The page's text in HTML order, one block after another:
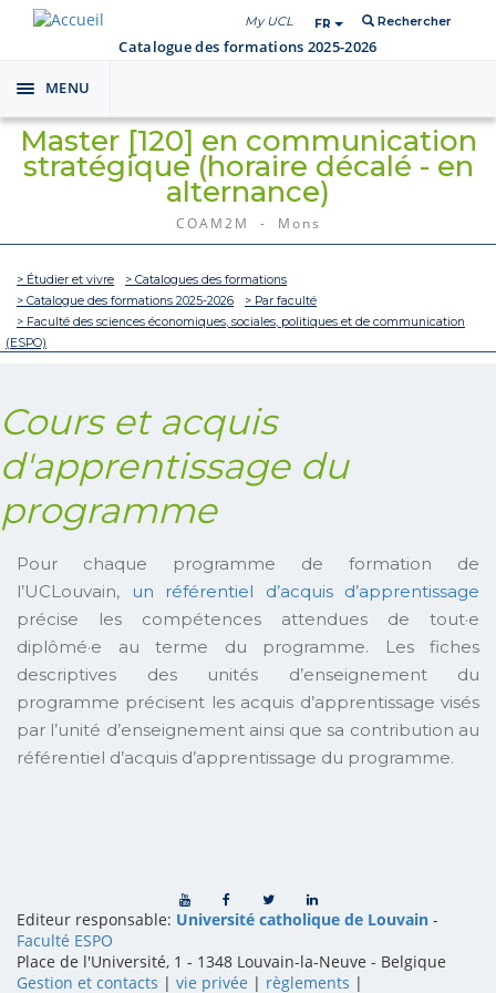
My UCL FR Rechercher
Catalogue des formations 2025-2026
Toggle
navigation
MENU
Master [120] en communication
stratégique (horaire décalé - en
alternance)
COAM2M - Mons
> Étudier et vivre
> Catalogues des formations
> Catalogue des formations 2025-2026
> Par faculté
> Faculté des sciences économiques, sociales, politiques et de communication
(ESPO)
Cours et acquis
d'apprentissage du
programme
Pour chaque programme de formation de
l’UCLouvain, un référentiel d’acquis d’apprentissage
précise les compétences attendues de tout·e
diplômé·e au terme du programme. Les fiches
descriptives des unités d’enseignement du
programme précisent les acquis d’apprentissage visés
par l’unité d’enseignement ainsi que sa contribution au
référentiel d’acquis d’apprentissage du programme.
Editeur responsable: Université catholique de Louvain -
Faculté ESPO
Place de l'Université, 1 - 1348 Louvain-la-Neuve - Belgique
Gestion et contacts | vie privée | règlements |